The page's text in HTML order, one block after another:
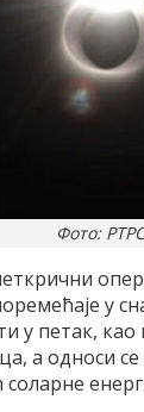
Фото: РТРС
у
у петак,
а односи се